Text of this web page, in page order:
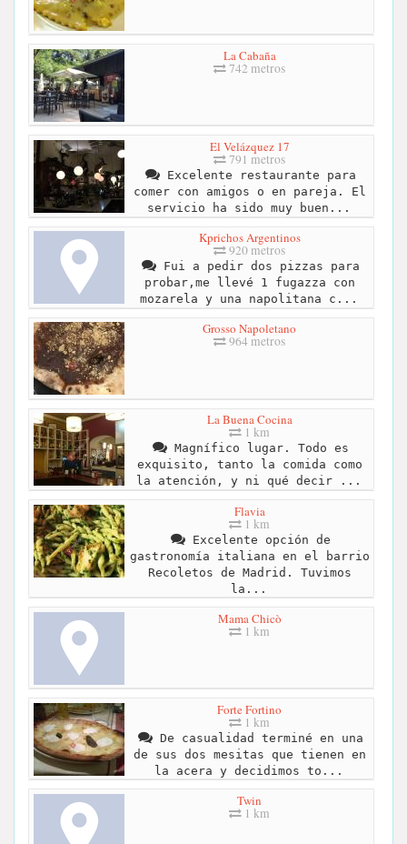
La Cabaña
742 metros
El Velázquez 17
791 metros
Excelente restaurante para
comer con amigos o en pareja. El
servicio ha sido muy buen...
Kprichos Argentinos
920 metros
Fui a pedir dos pizzas para
probar,me llevé 1 fugazza con
mozarela y una napolitana c...
Grosso Napoletano
964 metros
La Buena Cocina
1 km
Magnífico lugar. Todo es
exquisito, tanto la comida como
la atención, y ni qué decir ...
Flavia
1 km
Excelente opción de
gastronomía italiana en el barrio
Recoletos de Madrid. Tuvimos
la...
Mama Chicò
1 km
Forte Fortino
1 km
De casualidad terminé en una
de sus dos mesitas que tienen en
la acera y decidimos to...
Twin
1 km